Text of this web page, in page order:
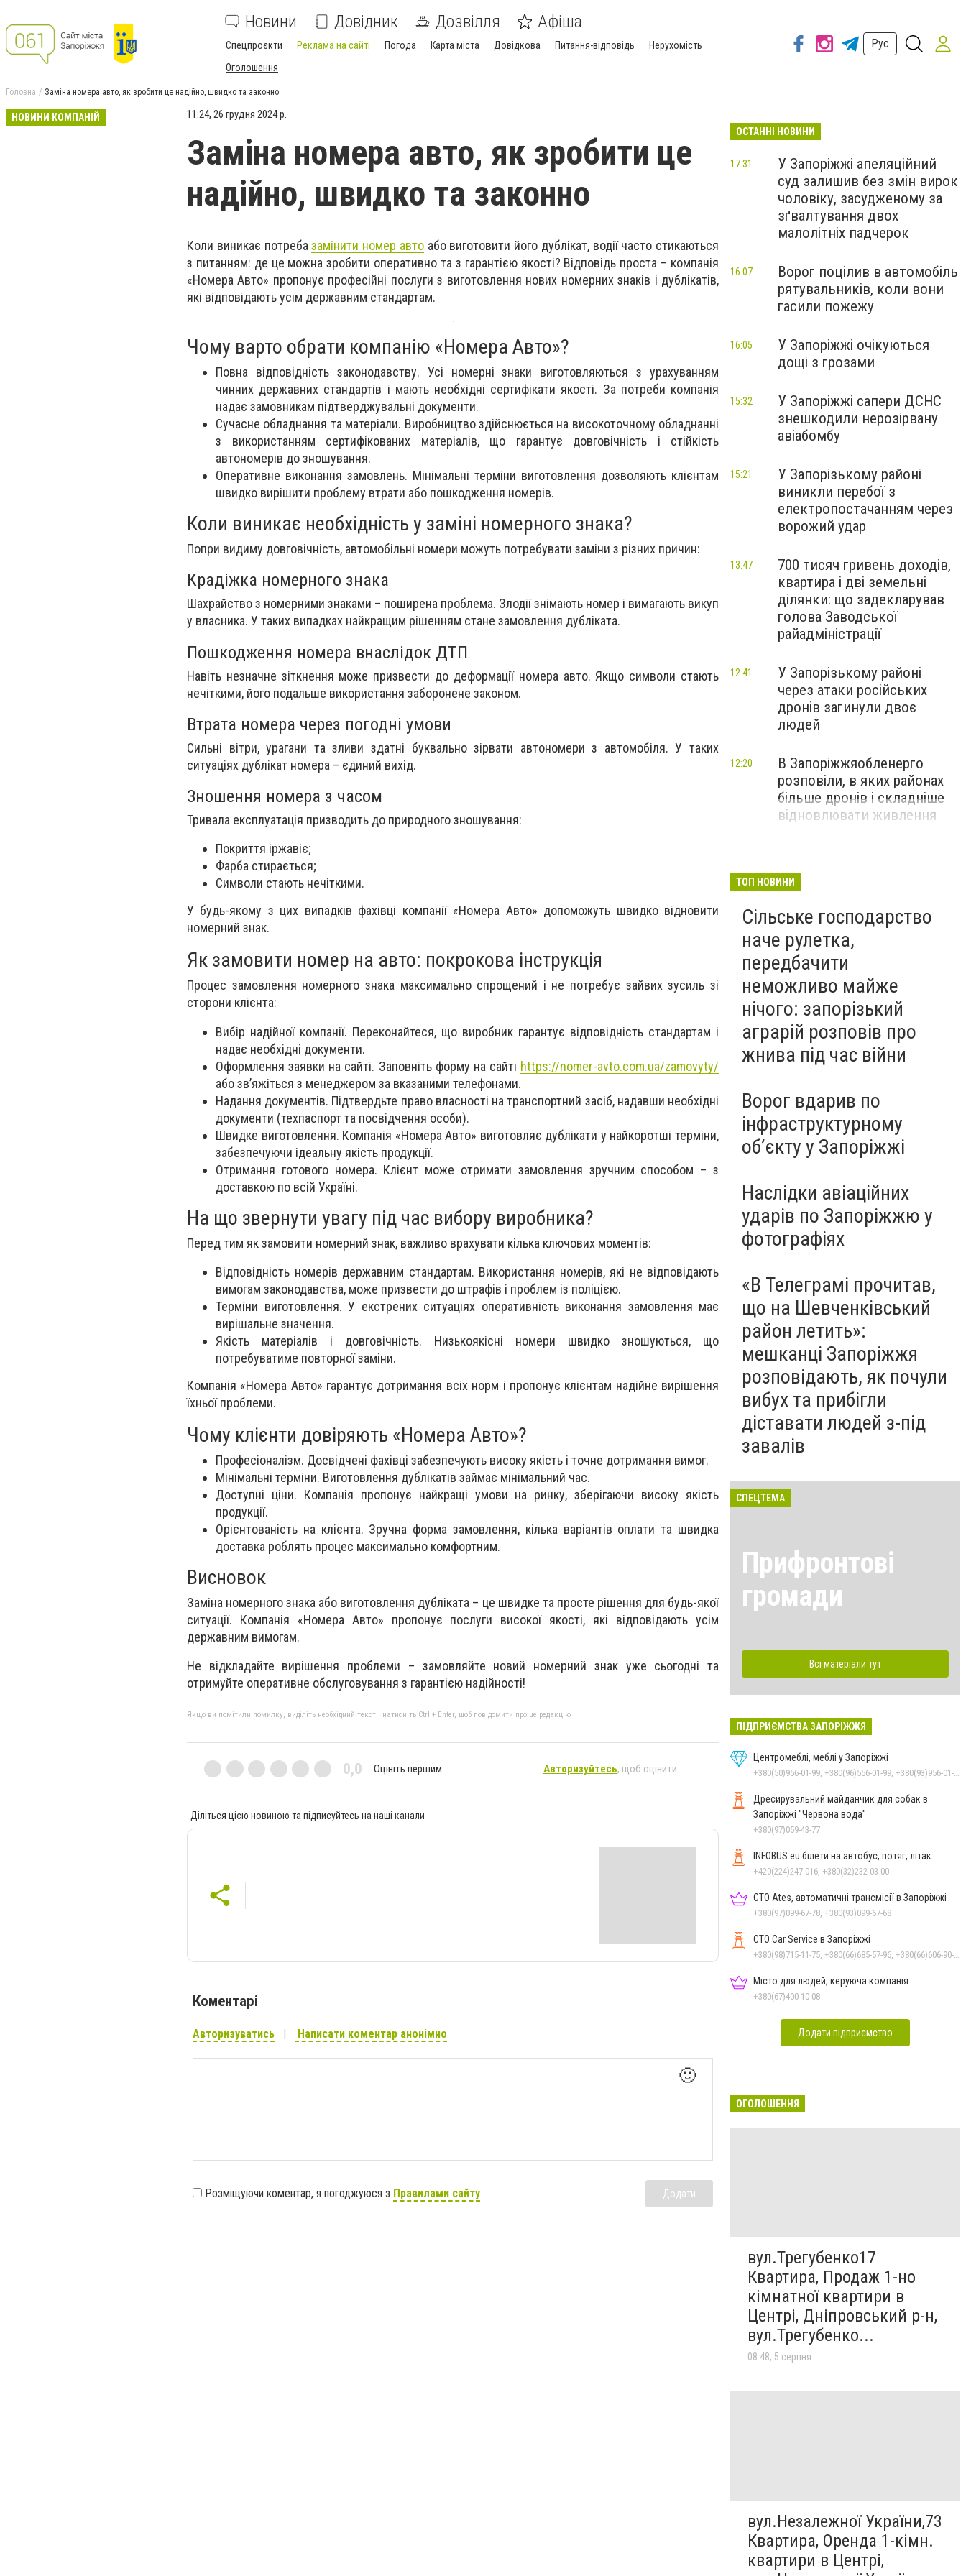
Новини Довідник Дозвілля Афіша
Спецпроєкти Реклама на сайті Погода Карта міста Довідкова Питання-відповідь
Нерухомість
Оголошення
Рус
Головна Заміна номера авто, як зробити це надійно, швидко та законно
НОВИНИ КОМПАНІЙ 11:24, 26 грудня 2024 р.
Заміна номера авто, як зробити це
надійно, швидко та законно
Коли виникає потребазамінити номер автоабо виготовити його дублікат, водії часто стикаються
з питанням: де це можна зробити оперативно та з гарантією якості? Відповідь проста – компанія
«Номера Авто» пропонує професійні послуги з виготовлення нових номерних знаків і дублікатів,
які відповідають усім державним стандартам.
Чому варто обрати компанію «Номера Авто»?
Повна відповідність законодавству. Усі номерні знаки виготовляються з урахуванням
чинних державних стандартів і мають необхідні сертифікати якості. За потреби компанія
надає замовникам підтверджувальні документи.
Сучасне обладнання та матеріали. Виробництво здійснюється на високоточному обладнанні
з використанням сертифікованих матеріалів, що гарантує довговічність і стійкість
автономерів до зношування.
Оперативне виконання замовлень. Мінімальні терміни виготовлення дозволяють клієнтам
швидко вирішити проблему втрати або пошкодження номерів.
Коли виникає необхідність у заміні номерного знака?
Попри видиму довговічність, автомобільні номери можуть потребувати заміни з різних причин:
Крадіжка номерного знака
Шахрайство з номерними знаками – поширена проблема. Злодії знімають номер і вимагають викуп
у власника. У таких випадках найкращим рішенням стане замовлення дубліката.
Пошкодження номера внаслідок ДТП
Навіть незначне зіткнення може призвести до деформації номера авто. Якщо символи стають
нечіткими, його подальше використання заборонене законом.
Втрата номера через погодні умови
Сильні вітри, урагани та зливи здатні буквально зірвати автономери з автомобіля. У таких
ситуаціях дублікат номера – єдиний вихід.
Зношення номера з часом
Тривала експлуатація призводить до природного зношування:
Покриття іржавіє;
Фарба стирається;
Символи стають нечіткими.
У будь-якому з цих випадків фахівці компанії «Номера Авто» допоможуть швидко відновити
номерний знак.
Як замовити номер на авто: покрокова інструкція
Процес замовлення номерного знака максимально спрощений і не потребує зайвих зусиль зі
сторони клієнта:
Вибір надійної компанії. Переконайтеся, що виробник гарантує відповідність стандартам і
надає необхідні документи.
Оформлення заявки на сайті. Заповніть форму на сайті https://nomer-avto.com.ua/zamovyty/
або зв’яжіться з менеджером за вказаними телефонами.
Надання документів. Підтвердьте право власності на транспортний засіб, надавши необхідні
документи (техпаспорт та посвідчення особи).
Швидке виготовлення. Компанія «Номера Авто» виготовляє дублікати у найкоротші терміни,
забезпечуючи ідеальну якість продукції.
Отримання готового номера. Клієнт може отримати замовлення зручним способом – з
доставкою по всій Україні.
На що звернути увагу під час вибору виробника?
Перед тим як замовити номерний знак, важливо врахувати кілька ключових моментів:
Відповідність номерів державним стандартам. Використання номерів, які не відповідають
вимогам законодавства, може призвести до штрафів і проблем із поліцією.
Терміни виготовлення. У екстрених ситуаціях оперативність виконання замовлення має
вирішальне значення.
Якість матеріалів і довговічність. Низькоякісні номери швидко зношуються, що
потребуватиме повторної заміни.
Компанія «Номера Авто» гарантує дотримання всіх норм і пропонує клієнтам надійне вирішення
їхньої проблеми.
Чому клієнти довіряють «Номера Авто»?
Професіоналізм. Досвідчені фахівці забезпечують високу якість і точне дотримання вимог.
Мінімальні терміни. Виготовлення дублікатів займає мінімальний час.
Доступні ціни. Компанія пропонує найкращі умови на ринку, зберігаючи високу якість
продукції.
Орієнтованість на клієнта. Зручна форма замовлення, кілька варіантів оплати та швидка
доставка роблять процес максимально комфортним.
Висновок
Заміна номерного знака або виготовлення дубліката – це швидке та просте рішення для будь-якої
ситуації. Компанія «Номера Авто» пропонує послуги високої якості, які відповідають усім
державним вимогам.
Не відкладайте вирішення проблеми – замовляйте новий номерний знак уже сьогодні та
отримуйте оперативне обслуговування з гарантією надійності!
Якщо ви помітили помилку, виділіть необхідний текст і натисніть Ctrl + Enter, щоб повідомити про це редакцію
0,0 Оцініть першим Авторизуйтесь, щоб оцінити
Діліться цією новиною та підписуйтесь на наші канали
Коментарі
Авторизуватись Написати коментар анонімно
🙂
Розміщуючи коментар, я погоджуюся з Правилами сайту Додати
ОСТАННІ НОВИНИ
У Запоріжжі апеляційний
суд залишив без змін вирок
чоловіку, засудженому за
зґвалтування двох
малолітніх падчерок
17:31
Ворог поцілив в автомобіль
рятувальників, коли вони
гасили пожежу
16:07
У Запоріжжі очікуються
дощі з грозами
16:05
У Запоріжжі сапери ДСНС
знешкодили нерозірвану
авіабомбу
15:32
У Запорізькому районі
виникли перебої з
електропостачанням через
ворожий удар
15:21
700 тисяч гривень доходів,
квартира і дві земельні
ділянки: що задекларував
голова Заводської
райадміністрації
13:47
У Запорізькому районі
через атаки російських
дронів загинули двоє
людей
12:41
В Запоріжжяобленерго
розповіли, в яких районах
більше дронів і складніше
відновлювати живлення
12:20
ТОП НОВИНИ
Сільське господарство
наче рулетка,
передбачити
неможливо майже
нічого: запорізький
аграрій розповів про
жнива під час війни
Ворог вдарив по
інфраструктурному
обʼєкту у Запоріжжі
Наслідки авіаційних
ударів по Запоріжжю у
фотографіях
«В Телеграмі прочитав,
що на Шевченківський
район летить»:
мешканці Запоріжжя
розповідають, як почули
вибух та прибігли
діставати людей з-під
завалів
СПЕЦТЕМА
Прифронтові
громади
Всі матеріали тут
ПІДПРИЄМСТВА ЗАПОРІЖЖЯ
Центромеблі, меблі у Запоріжжі
Дресирувальний майданчик для собак в
Запоріжжі "Червона вода"
+380(97)059-43-77
INFOBUS.eu білети на автобус, потяг, літак
+420(224)247-016, +380(32)232-03-00
СТО Ates, автоматичні трансмісії в Запоріжжі
+380(97)099-67-78, +380(93)099-67-68
СТО Car Service в Запоріжжі
Місто для людей, керуюча компанія
+380(67)400-10-08
Додати підприємство
ОГОЛОШЕННЯ
вул.Трегубенко17
Квартира, Продаж 1-но
кімнатної квартири в
Центрі, Дніпровський р-н,
вул.Трегубенко...
08:48, 5 серпня
вул.Незалежної України,73
Квартира, Оренда 1-кімн.
квартири в Центрі,